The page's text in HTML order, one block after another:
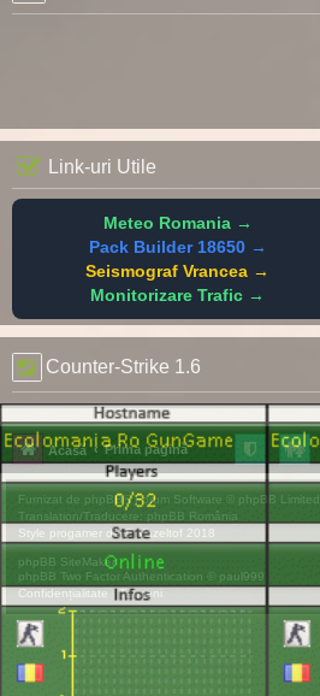
Link-uri Utile
Meteo Romania →
Pack Builder 18650 →
Seismograf Vrancea →
Monitorizare Trafic →
Counter-Strike 1.6
Acasă Prima pagină
Furnizat de phpBB® Forum Software © phpBB Limited
Translation/Traducere: phpBB România
Style progamer de ©Mazeltof 2018
phpBB SiteMaker
phpBB Two Factor Authentication © paul999
Confidențialitate |Termeni